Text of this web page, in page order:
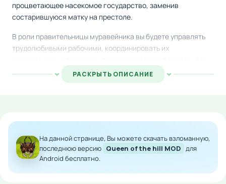
процветающее насекомое государство, заменив
состарившуюся матку на престоле.
В роли правительницы муравейника вы будете управлять
трудолюбивыми рабочими, координировать их
предстоит решать разнообразные задачи: добывать
ресурсы, развивать инфраструктуру и заботиться о
Захватывающий геймплей с уникальным
антропоморфным сеттингом
Управление муравьиным государством и его
РАСКРЫТЬ ОПИСАНИЕ
На данной странице, Вы можете скачать взломанную,
последнюю версию Queen of the hill MOD для
Android бесплатно.